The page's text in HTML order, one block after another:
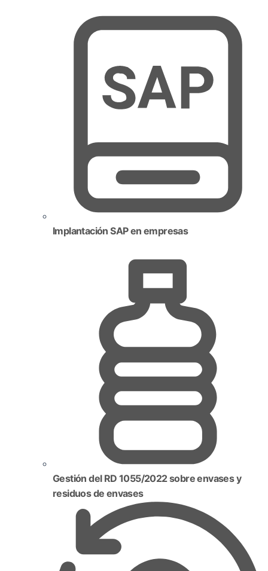
Implantación SAP en empresas
Gestión del RD 1055/2022 sobre envases y
residuos de envases